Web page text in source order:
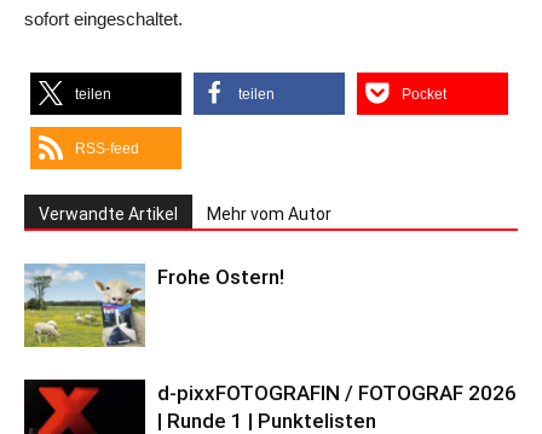
sofort eingeschaltet.
teilen teilen Pocket
RSS-feed
Verwandte Artikel Mehr vom Autor
Frohe Ostern!
d-pixxFOTOGRAFIN / FOTOGRAF 2026
| Runde 1 | Punktelisten